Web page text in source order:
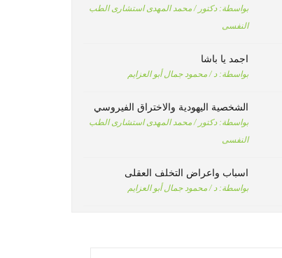
بواسطة:دكتور / محمد المهدى استشارى الطب
النفسى
اجمد يا باشا
بواسطة:د / محمود جمال أبو العزايم
الشخصية اليهودية والاختراق الفيروسي
بواسطة:دكتور / محمد المهدى استشارى الطب
النفسى
اسباب واعراض التخلف العقلى
بواسطة:د / محمود جمال أبو العزايم